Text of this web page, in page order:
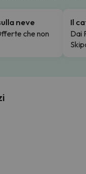
neve
che non
Il
Dai